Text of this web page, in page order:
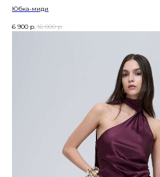
Юбка-миди
6 900 р. 16 000 р.